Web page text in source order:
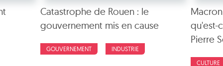
Catastrophe de Rouen : le
gouvernement mis en cause
GOUVERNEMENT INDUSTRIE
qu'est-
Pierre
CULTURE